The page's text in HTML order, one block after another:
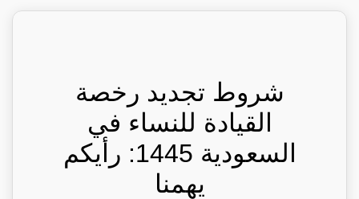
شروط تجديد رخصة
القيادة للنساء في
السعودية 1445: رأيكم
يهمنا